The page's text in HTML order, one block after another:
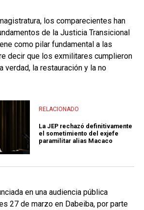
los comparecientes han
de la Justicia Transicional
como pilar fundamental a las
decir que los exmilitares cumplieron
verdad, la restauración y la no
RELACIONADO
La JEP rechazó definitivamente
el sometimiento del exjefe
paramilitar alias Macaco
en una audiencia pública
27 de marzo en Dabeiba, por parte